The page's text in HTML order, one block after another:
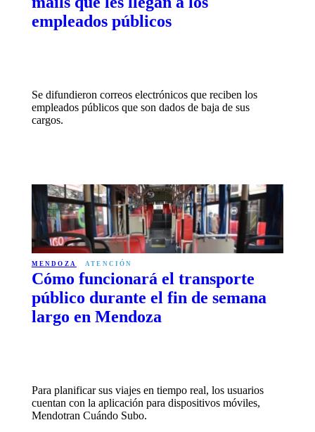
empleados públicos
Se difundieron correos electrónicos que reciben los
empleados públicos que son dados de baja de sus
cargos.
MENDOZA ATENCIÓN
Cómo funcionará el transporte
público durante el fin de semana
largo en Mendoza
Para planificar sus viajes en tiempo real, los usuarios
cuentan con la aplicación para dispositivos móviles,
Mendotran Cuándo Subo.